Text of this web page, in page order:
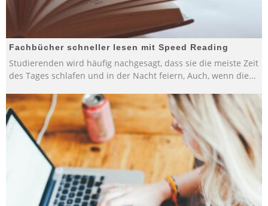
Fachbücher schneller lesen mit Speed Reading
Studierenden wird häufig nachgesagt, dass sie die meiste Zeit
des Tages schlafen und in der Nacht feiern, Auch, wenn die...